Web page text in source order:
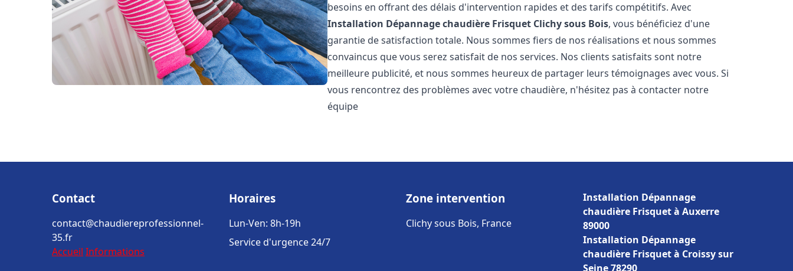
besoins en offrant des délais d'intervention rapides et des tarifs compétitifs. Avec
Installation Dépannage chaudière Frisquet Clichy sous Bois, vous bénéficiez d'une
garantie de satisfaction totale. Nous sommes fiers de nos réalisations et nous sommes
convaincus que vous serez satisfait de nos services. Nos clients satisfaits sont notre
meilleure publicité, et nous sommes heureux de partager leurs témoignages avec vous. Si
vous rencontrez des problèmes avec votre chaudière, n'hésitez pas à contacter notre
équipe
Contact
contact@chaudiereprofessionnel-
35.fr
Accueil Informations
Horaires
Lun-Ven: 8h-19h
Service d'urgence 24/7
Zone intervention
Clichy sous Bois, France
Installation Dépannage
chaudière Frisquet à Auxerre
89000
Installation Dépannage
chaudière Frisquet à Croissy sur
Seine 78290